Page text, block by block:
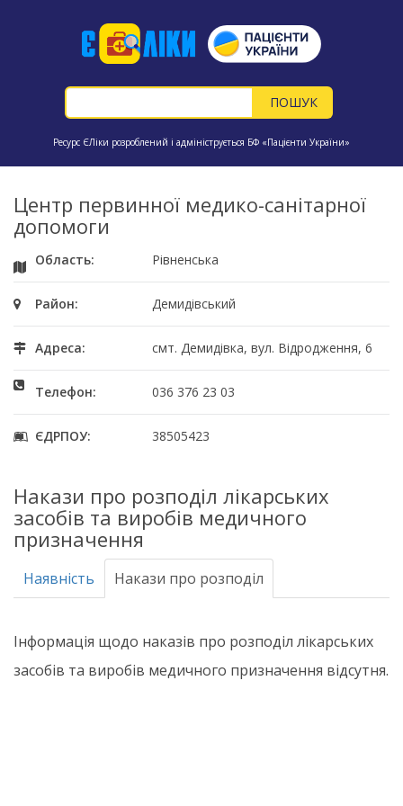
Ресурс ЄЛіки розроблений і адмініструється БФ «Пацієнти України»
Центр первинної медико-санітарної
допомоги
Область: Рівненська
Район: Демидівський
Адреса: смт. Демидівка, вул. Відродження, 6
Телефон: 036 376 23 03
ЄДРПОУ: 38505423
Накази про розподіл лікарських
засобів та виробів медичного
призначення
Наявність Накази про розподіл
Інформація щодо наказів про розподіл лікарських
засобів та виробів медичного призначення відсутня.